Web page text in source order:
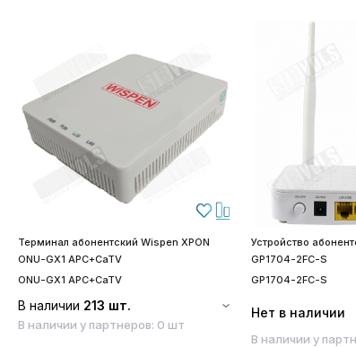
Терминал абонентский Wispen XPON
ONU-GX1 APC+CaTV
ONU-GX1 APC+CaTV
В наличии 213 шт.
В наличии у партнеров: 0 шт
Устройство
GP1704-2FC-S
GP1704-2FC-S
Нет в наличии
В наличии у